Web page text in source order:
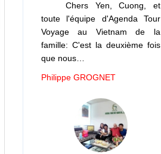
Chers Yen, Cuong, et
toute l'équipe d'Agenda Tour
Voyage au Vietnam de la
famille: C'est la deuxième fois
que nous…
Philippe GROGNET